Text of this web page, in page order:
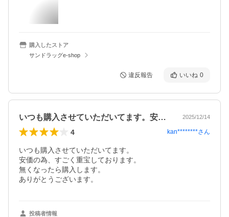
購入したストア
サンドラッグe-shop
違反報告 いいね 0
いつも購入させていただいてます。安価の… 2025/12/14
4 kan********さん
いつも購入させていただいてます。
安価の為、すごく重宝しております。
無くなったら購入します。
ありがとうございます。
投稿者情報